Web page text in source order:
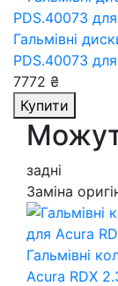
Гальмівні
PDS.40073
7772 ₴
Купити
задні
Заміна
Гальмівні
Acura RDX